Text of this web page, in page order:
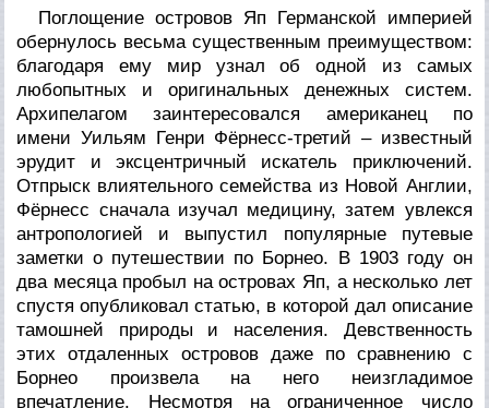
Поглощение островов Яп Германской империей
обернулось весьма существенным преимуществом:
благодаря ему мир узнал об одной из самых
любопытных и оригинальных денежных систем.
Архипелагом заинтересовался американец по
имени Уильям Генри Фёрнесс-третий – известный
эрудит и эксцентричный искатель приключений.
Отпрыск влиятельного семейства из Новой Англии,
Фёрнесс сначала изучал медицину, затем увлекся
антропологией и выпустил популярные путевые
заметки о путешествии по Борнео. В 1903 году он
два месяца пробыл на островах Яп, а несколько лет
спустя опубликовал статью, в которой дал описание
тамошней природы и населения. Девственность
этих отдаленных островов даже по сравнению с
Борнео произвела на него неизгладимое
впечатление. Несмотря на ограниченное число